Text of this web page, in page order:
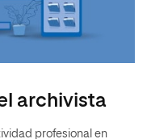
archivista
profesional en